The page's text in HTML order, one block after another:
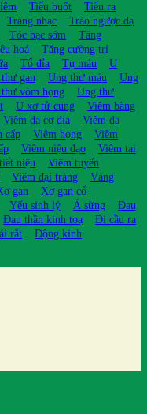
Tiểu buốt
Tiểu ra
Tràng nhạc
Trào ngược dạ
Tóc bạc sớm
Tăng
hoá
Tăng cường trí
Tổ đỉa Tụ máu
U
gan Ung thư máu
Ung
vòm họng
Ung thư
U xơ tử cung
Viêm bàng
Viêm da cơ địa
Viêm dạ
cấp Viêm họng
Viêm
Viêm niệu đạo
Viêm tai
niệu
Viêm tuyến
Viêm đại tràng
Vàng
gan
Xơ gan cổ
Yếu sinh lý Á sừng
Đau
Đau thần kinh toạ
Đi cầu ra
rắt Động kinh